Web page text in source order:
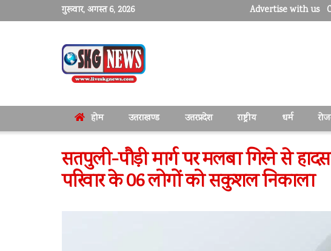
गुरूवार, अगस्त 6, 2026 Advertise with us
होम उत्तराखण्ड उत्तरप्रदेश राष्ट्रीय धर्म
सतपुली-पौड़ी मार्ग पर मलबा गिरने से
परिवार के 06 लोगों को सकुशल निकाला